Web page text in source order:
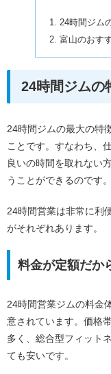
24時間ジム
富山のおす
24時間ジムの
24時間ジムの最大の特
ことです。すなわち、
良いの時間を取れない
うことができるのです。
24時間営業は非常に利
がそれぞれあります。
料金が定額だか
24時間営業ジムの料金
意されています。価格
多く、総合型フィット
ても安いです。